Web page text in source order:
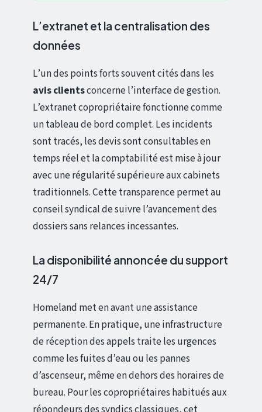
L’extranet et la centralisation des
données
L’un des points forts souvent cités dans les
avis clientsconcerne l’interface de gestion.
L’extranet copropriétaire fonctionne comme
un tableau de bord complet. Les incidents
sont tracés, les devis sont consultables en
temps réel et la comptabilité est mise à jour
avec une régularité supérieure aux cabinets
traditionnels. Cette transparence permet au
conseil syndical de suivre l’avancement des
dossiers sans relances incessantes.
La disponibilité annoncée du support
24/7
Homeland met en avant une assistance
permanente. En pratique, une infrastructure
de réception des appels traite les urgences
comme les fuites d’eau ou les pannes
d’ascenseur, même en dehors des horaires de
bureau. Pour les copropriétaires habitués aux